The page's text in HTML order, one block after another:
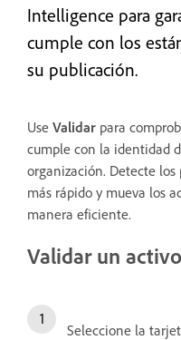
Intelligence para
cumple con los
su publicación.
Use Validar para
cumple con la identidad
organización. Detecte
más rápido y mueva los
manera eficiente.
Validar un activo
Seleccione la